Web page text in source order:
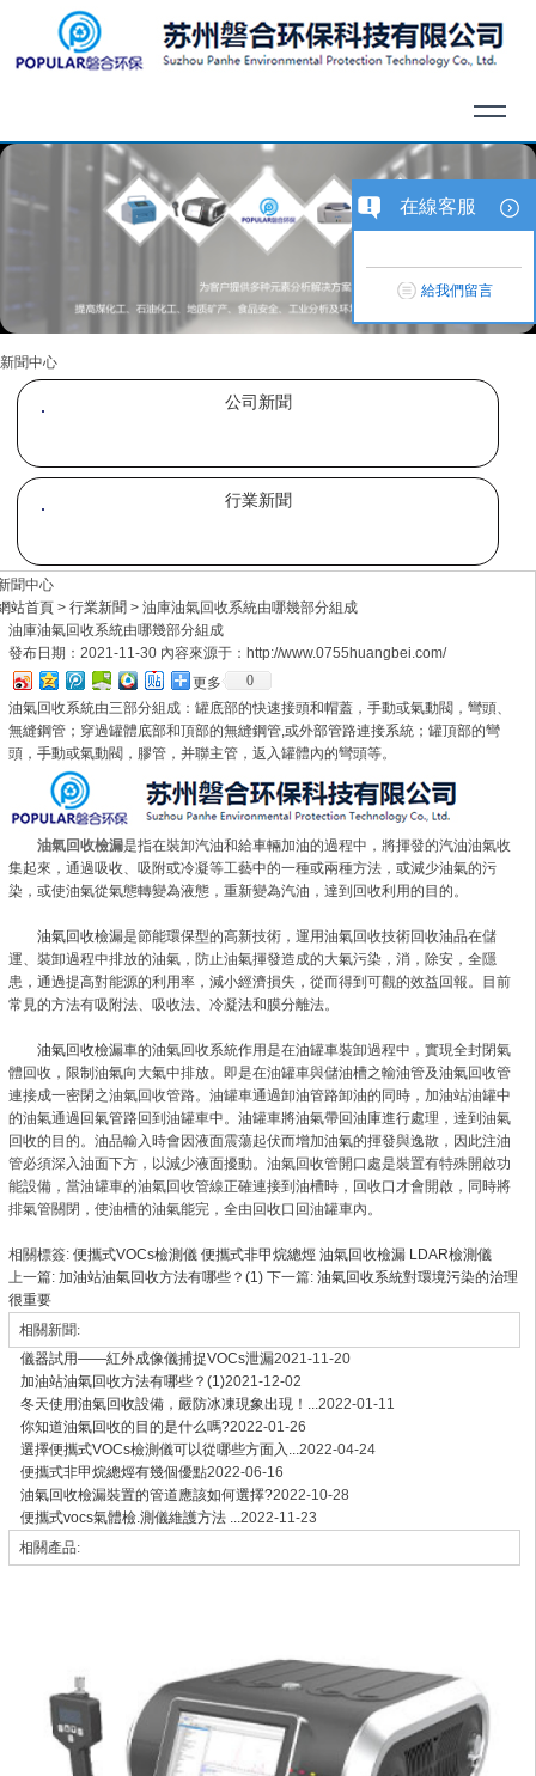
新聞中心
公司新聞
行業新聞
聞中心
站首頁 > 行業新聞 > 油庫油氣回收系統由哪幾部分組成
油庫油氣回收系統由哪幾部分組成
發布日期：2021-11-30 內容來源于：http://www.0755huangbei.com/
更多
0
油氣回收系統由三部分組成：罐底部的快速接頭和帽蓋，手動或氣動閥，彎頭、
無縫鋼管；穿過罐體底部和頂部的無縫鋼管,或外部管路連接系統；罐頂部的彎
頭，手動或氣動閥，膠管，并聯主管，返入罐體內的彎頭等。
油氣回收檢漏是指在裝卸汽油和給車輛加油的過程中，將揮發的汽油油氣收
集起來，通過吸收、吸附或冷凝等工藝中的一種或兩種方法，或減少油氣的污
染，或使油氣從氣態轉變為液態，重新變為汽油，達到回收利用的目的。
油氣回收檢漏是節能環保型的高新技術，運用油氣回收技術回收油品在儲
運、裝卸過程中排放的油氣，防止油氣揮發造成的大氣污染，消，除安，全隱
患，通過提高對能源的利用率，減小經濟損失，從而得到可觀的效益回報。目前
常見的方法有吸附法、吸收法、冷凝法和膜分離法。
油氣回收檢漏車的油氣回收系統作用是在油罐車裝卸過程中，實現全封閉氣
體回收，限制油氣向大氣中排放。即是在油罐車與儲油槽之輸油管及油氣回收管
連接成一密閉之油氣回收管路。油罐車通過卸油管路卸油的同時，加油站油罐中
的油氣通過回氣管路回到油罐車中。油罐車將油氣帶回油庫進行處理，達到油氣
回收的目的。油品輸入時會因液面震蕩起伏而增加油氣的揮發與逸散，因此注油
管必須深入油面下方，以減少液面擾動。油氣回收管開口處是裝置有特殊開啟功
能設備，當油罐車的油氣回收管線正確連接到油槽時，回收口才會開啟，同時將
排氣管關閉，使油槽的油氣能完，全由回收口回油罐車內。
相關標簽: 便攜式VOCs檢測儀 便攜式非甲烷總烴 油氣回收檢漏 LDAR檢測儀
上一篇: 加油站油氣回收方法有哪些？(1) 下一篇: 油氣回收系統對環境污染的治理
很重要
相關新聞:
儀器試用——紅外成像儀捕捉VOCs泄漏2021-11-20
加油站油氣回收方法有哪些？(1)2021-12-02
冬天使用油氣回收設備，嚴防冰凍現象出現！...2022-01-11
你知道油氣回收的目的是什么嗎?2022-01-26
選擇便攜式VOCs檢測儀可以從哪些方面入...2022-04-24
便攜式非甲烷總烴有幾個優點2022-06-16
油氣回收檢漏裝置的管道應該如何選擇?2022-10-28
便攜式vocs氣體檢.測儀維護方法 ...2022-11-23
相關產品:
在線客服
給我們留言